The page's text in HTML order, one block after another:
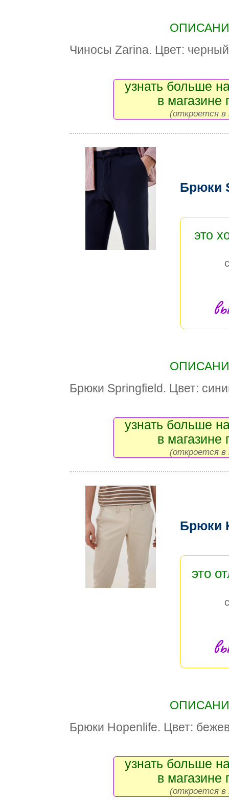
Чиносы Zarina. Цвет:
узнать больше
в магазине
(откроется в
Брюки
это
Брюки Springfield. Цвет:
узнать больше
в магазине
(откроется в
Брюки
это
Брюки Hopenlife. Цвет:
узнать больше
в магазине
(откроется в